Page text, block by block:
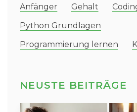
Anfänger
Gehalt
Python Grundlagen
Programmierung lernen
NEUSTE BEITRÄGE